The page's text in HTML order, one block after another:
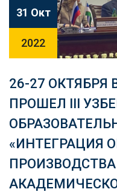
31 Окт
2022
26-27
ПРОШЕЛ III
«ИНТЕГРАЦИЯ